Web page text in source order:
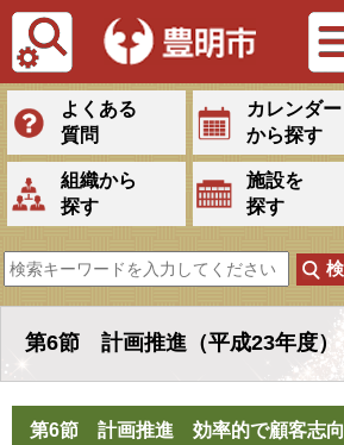
Tiếng Việt
よくある
質問
カレンダー
から探す
組織から
探す
施設を
探す
第6節 計画推進（平成23年度）
第6節 計画推進 効率的で顧客志向